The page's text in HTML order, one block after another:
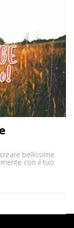
bellissime
con il tuo